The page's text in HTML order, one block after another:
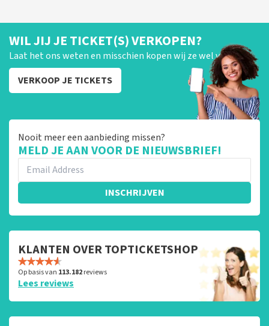
WIL JIJ JE TICKET(S) VERKOPEN?
Laat het ons weten en misschien kopen wij ze wel van je!
VERKOOP JE TICKETS
Nooit meer een aanbieding missen?
MELD JE AAN VOOR DE NIEUWSBRIEF!
INSCHRIJVEN
KLANTEN OVER TOPTICKETSHOP
Op basis van 113.182reviews
Lees reviews